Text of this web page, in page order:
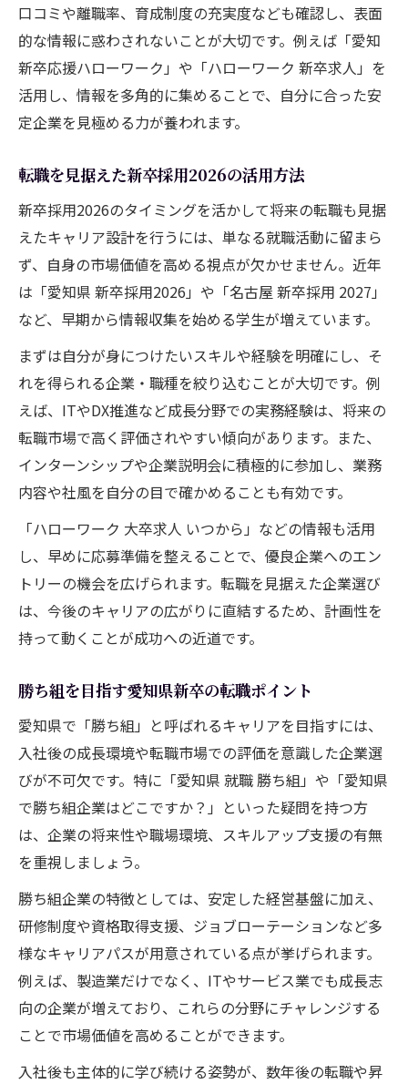
愛知新卒採用2026で転職に強い企業を探す
転職目線で見る愛知県新卒求人の見極め方
新卒から転職を意識した応募企業の選択術
勝ち組を目指す転職向け愛知新卒採用の特
転職市場で評価される愛知新卒の条件一覧
愛知で新卒求人を探す際の転職観点
ハローワーク新卒求人で転職視点を持つコ
ツ
転職しやすい愛知県新卒採用の探し方
新卒求人選びで重視すべき転職後の働き方
愛知県新卒採用2026を比較する転職観点
転職を見据えた新卒求人の選択ポイント
新卒から描く愛知県キャリアプラン構築法
新卒から転職まで愛知県でキャリアを広げ
る
転職可能性を高める新卒就職プランの立て
方
愛知県新卒で描く転職後も強いキャリア設
計
新卒から転職を見据えた成長戦略の作り方
転職市場に通用する愛知新卒の育て方ポイ
ント
口コミや離職率、育成制度の充実度なども確認し、表面
的な情報に惑わされないことが大切です。例えば「愛知
新卒応援ハローワーク」や「ハローワーク 新卒求人」を
活用し、情報を多角的に集めることで、自分に合った安
定企業を見極める力が養われます。
転職を見据えた新卒採用2026の活用方法
新卒採用2026のタイミングを活かして将来の転職も見据
えたキャリア設計を行うには、単なる就職活動に留まら
ず、自身の市場価値を高める視点が欠かせません。近年
は「愛知県 新卒採用2026」や「名古屋 新卒採用 2027」
など、早期から情報収集を始める学生が増えています。
まずは自分が身につけたいスキルや経験を明確にし、そ
れを得られる企業・職種を絞り込むことが大切です。例
えば、ITやDX推進など成長分野での実務経験は、将来の
転職市場で高く評価されやすい傾向があります。また、
インターンシップや企業説明会に積極的に参加し、業務
内容や社風を自分の目で確かめることも有効です。
「ハローワーク 大卒求人 いつから」などの情報も活用
し、早めに応募準備を整えることで、優良企業へのエン
トリーの機会を広げられます。転職を見据えた企業選び
は、今後のキャリアの広がりに直結するため、計画性を
持って動くことが成功への近道です。
勝ち組を目指す愛知県新卒の転職ポイント
愛知県で「勝ち組」と呼ばれるキャリアを目指すには、
入社後の成長環境や転職市場での評価を意識した企業選
びが不可欠です。特に「愛知県 就職 勝ち組」や「愛知県
で勝ち組企業はどこですか？」といった疑問を持つ方
は、企業の将来性や職場環境、スキルアップ支援の有無
を重視しましょう。
勝ち組企業の特徴としては、安定した経営基盤に加え、
研修制度や資格取得支援、ジョブローテーションなど多
様なキャリアパスが用意されている点が挙げられます。
例えば、製造業だけでなく、ITやサービス業でも成長志
向の企業が増えており、これらの分野にチャレンジする
ことで市場価値を高めることができます。
入社後も主体的に学び続ける姿勢が、数年後の転職や昇